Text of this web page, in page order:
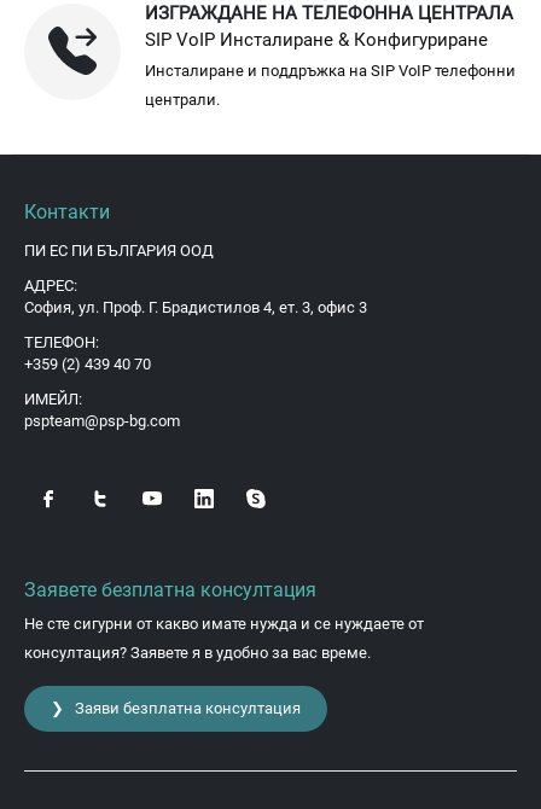
ИЗГРАЖДАНЕ НА ТЕЛЕФОННА ЦЕНТРАЛА
SIP VoIP Инсталиране & Конфигуриране
Инсталиране и поддръжка на SIP VoIP телефонни
централи.
Контакти
ПИ ЕС ПИ БЪЛГАРИЯ ООД
АДРЕС:
София, ул. Проф. Г. Брадистилов 4, ет. 3, офис 3
ТЕЛЕФОН:
+359 (2) 439 40 70
ИМЕЙЛ:
pspteam@psp-bg.com
Заявете безплатна консултация
Не сте сигурни от какво имате нужда и се нуждаете от
консултация? Заявете я в удобно за вас време.
❯ Заяви безплатна консултация